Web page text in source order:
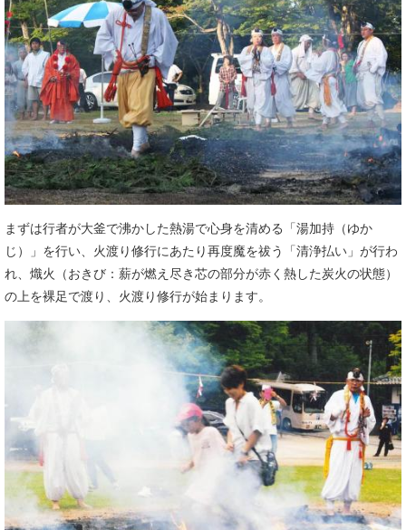
まずは行者が大釜で沸かした熱湯で心身を清める「湯加持（ゆか
じ）」を行い、火渡り修行にあたり再度魔を祓う「清浄払い」が行わ
れ、熾火（おきび：薪が燃え尽き芯の部分が赤く熱した炭火の状態）
の上を裸足で渡り、火渡り修行が始まります。